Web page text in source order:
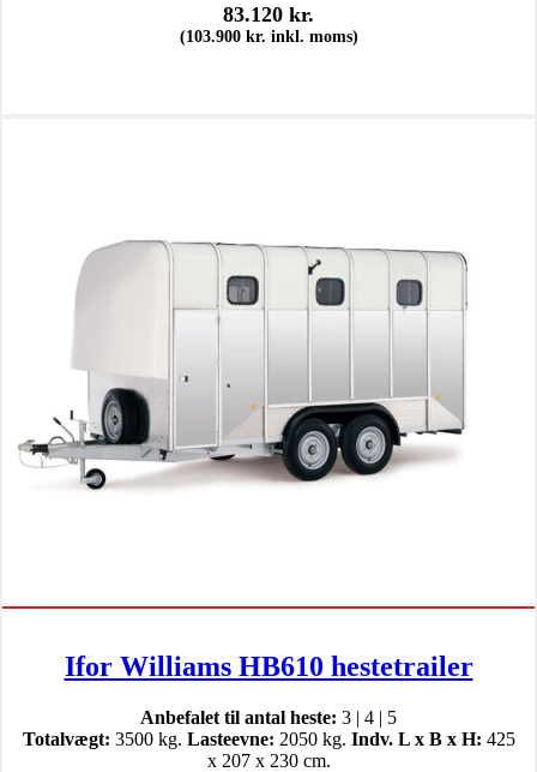
83.120 kr.
(103.900 kr. inkl. moms)
Ifor Williams HB610 hestetrailer
Anbefalet til antal heste: 3 | 4 | 5
Totalvægt: 3500 kg. Lasteevne: 2050 kg. Indv. L x B x H: 425
x 207 x 230 cm.